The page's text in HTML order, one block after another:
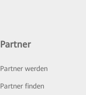
Partner
Partner werden
Partner finden